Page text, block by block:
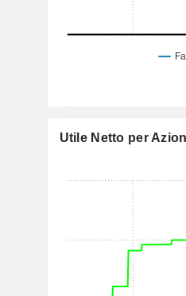
Utile Netto per